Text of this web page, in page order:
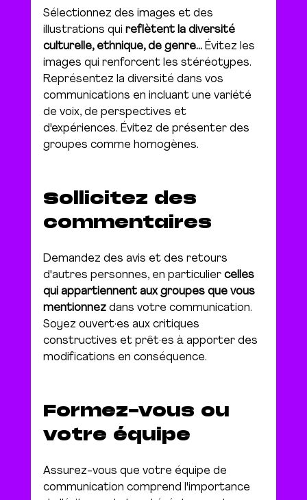
Sélectionnez des images et des
illustrations qui reflètent la diversité
culturelle, ethnique, de genre... Évitez les
images qui renforcent les stéréotypes.
Représentez la diversité dans vos
communications en incluant une variété
de voix, de perspectives et
d'expériences. Évitez de présenter des
groupes comme homogènes.
Sollicitez des
commentaires
Demandez des avis et des retours
d'autres personnes, en particulier celles
qui appartiennent aux groupes que vous
mentionnez dans votre communication.
Soyez ouvert·es aux critiques
constructives et prêt·es à apporter des
modifications en conséquence.
Formez-vous ou
votre équipe
Assurez-vous que votre équipe de
communication comprend l'importance